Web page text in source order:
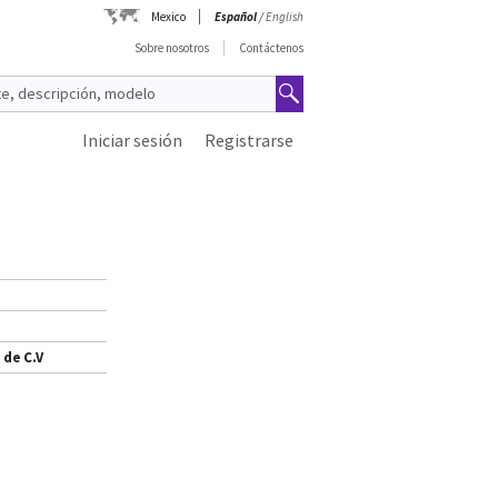
Mexico Español/English
Sobre nosotros
Contáctenos
Registrarse
Iniciar sesión
C.V